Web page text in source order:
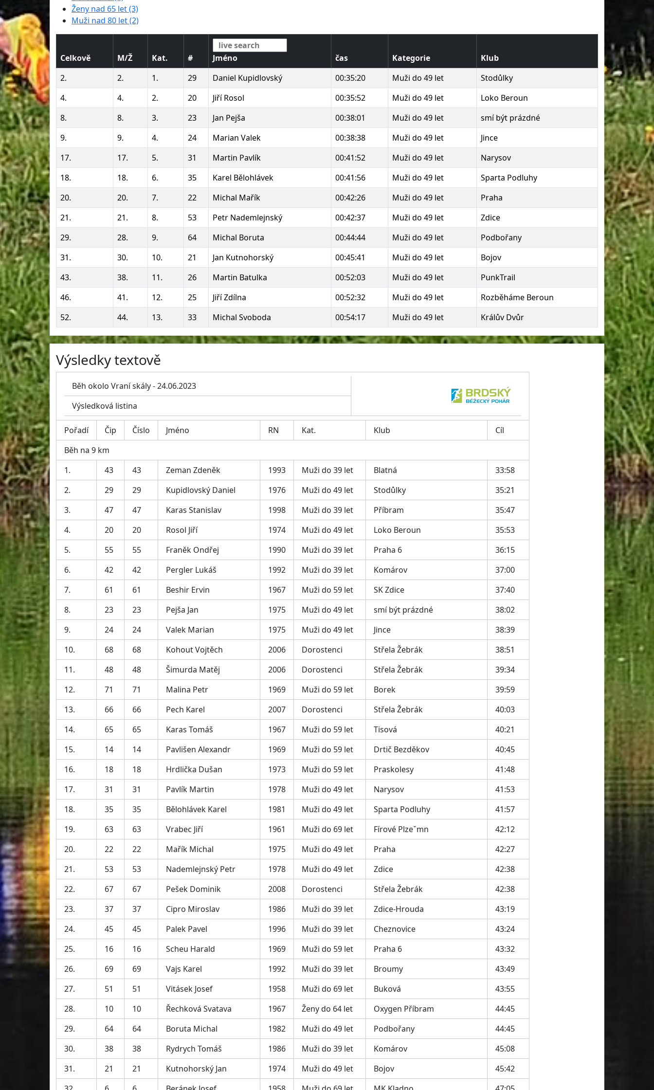
Ženy nad 65 let (3)
Muži nad 80 let (2)
Celkově M/Ž Kat. # Jméno čas Kategorie
Klub
2.
2. 1. 29 Daniel Kupidlovský 00:35:20 Muži do 49 let
Stodůlky
4.
4. 2. 20 Jiří Rosol 00:35:52 Muži do 49 let
Loko Beroun
8.
8. 3. 23 Jan Pejša 00:38:01 Muži do 49 let
smí být prázdné
9.
9. 4. 24 Marian Valek 00:38:38 Muži do 49 let
Jince
17.
17. 5. 31 Martin Pavlík 00:41:52 Muži do 49 let
Narysov
18.
18. 6. 35 Karel Bělohlávek 00:41:56 Muži do 49 let
Sparta Podluhy
20.
20. 7. 22 Michal Mařík 00:42:26 Muži do 49 let
Praha
21.
21. 8. 53 Petr Nademlejnský 00:42:37 Muži do 49 let
Zdice
29.
28. 9. 64 Michal Boruta 00:44:44 Muži do 49 let
Podbořany
31.
30. 10. 21 Jan Kutnohorský 00:45:41 Muži do 49 let
Bojov
43.
38. 11. 26 Martin Batulka 00:52:03 Muži do 49 let
PunkTrail
46.
41. 12. 25 Jiří Zdílna 00:52:32 Muži do 49 let
Rozběháme Beroun
52.
44. 13. 33 Michal Svoboda 00:54:17 Muži do 49 let Králův Dvůr
Výsledky textově
Běh okolo Vraní skály - 24.06.2023
Výsledková listina
Pořadí Čip Číslo Jméno RN Kat. Klub
Cíl
Běh na 9 km
1.
43 43 Zeman Zdeněk 1993 Muži do 39 let Blatná
33:58
2.
29 29 Kupidlovský Daniel 1976 Muži do 49 let Stodůlky
35:21
3.
47 47 Karas Stanislav 1998 Muži do 39 let Příbram
35:47
4.
20 20 Rosol Jiří 1974 Muži do 49 let Loko Beroun
35:53
5.
55 55 Franěk Ondřej 1990 Muži do 39 let Praha 6
36:15
6.
42 42 Pergler Lukáš 1992 Muži do 39 let Komárov
37:00
7.
61 61 Beshir Ervin 1967 Muži do 59 let SK Zdice
37:40
8.
23 23 Pejša Jan 1975 Muži do 49 let smí být prázdné
38:02
9.
24 24 Valek Marian 1975 Muži do 49 let Jince
38:39
10.
68 68 Kohout Vojtěch 2006 Dorostenci Střela Žebrák
38:51
11.
48 48 Šimurda Matěj 2006 Dorostenci Střela Žebrák
39:34
12.
71 71 Malina Petr 1969 Muži do 59 let Borek
39:59
13.
66 66 Pech Karel 2007 Dorostenci Střela Žebrák
40:03
14.
65 65 Karas Tomáš 1967 Muži do 59 let Tisová
40:21
15.
14 14 Pavlišen Alexandr 1969 Muži do 59 let Drtič Bezděkov
40:45
16.
18 18 Hrdlička Dušan 1973 Muži do 59 let Praskolesy
41:48
17.
31 31 Pavlík Martin 1978 Muži do 49 let Narysov
41:53
18.
35 35 Bělohlávek Karel 1981 Muži do 49 let Sparta Podluhy
41:57
19.
63 63 Vrabec Jiří 1961 Muži do 69 let Fírové Plzeˇmn
42:12
20.
22 22 Mařík Michal 1975 Muži do 49 let Praha
42:27
21.
53 53 Nademlejnský Petr 1978 Muži do 49 let Zdice
42:38
22.
67 67 Pešek Dominik 2008 Dorostenci Střela Žebrák
42:38
23.
37 37 Cipro Miroslav 1986 Muži do 39 let Zdice-Hrouda
43:19
24.
45 45 Palek Pavel 1996 Muži do 39 let Cheznovice
43:24
25.
16 16 Scheu Harald 1969 Muži do 59 let Praha 6
43:32
26.
69 69 Vajs Karel 1992 Muži do 39 let Broumy
43:49
27.
51 51 Vitásek Josef 1958 Muži do 69 let Buková
43:55
28.
10 10 Řechková Svatava 1967 Ženy do 64 let Oxygen Příbram
44:45
29.
64 64 Boruta Michal 1982 Muži do 49 let Podbořany
44:45
30.
38 38 Rydrych Tomáš 1986 Muži do 39 let Komárov
45:08
31.
21 21 Kutnohorský Jan 1974 Muži do 49 let Bojov
45:42